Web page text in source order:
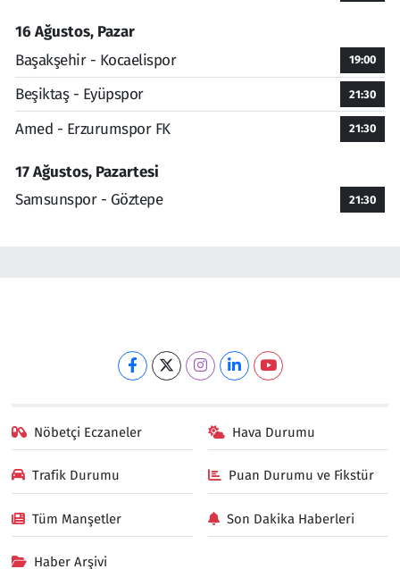
16 Ağustos, Pazar
Başakşehir - Kocaelispor
19:00
Beşiktaş - Eyüpspor 21:30
Amed - Erzurumspor FK 21:30
17 Ağustos, Pazartesi
Samsunspor - Göztepe
21:30
Nöbetçi Eczaneler Hava Durumu
Trafik Durumu Puan Durumu ve Fikstür
Tüm Manşetler Son Dakika Haberleri
Haber Arşivi